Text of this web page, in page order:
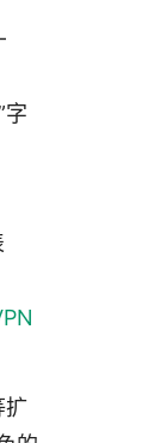
字
扩